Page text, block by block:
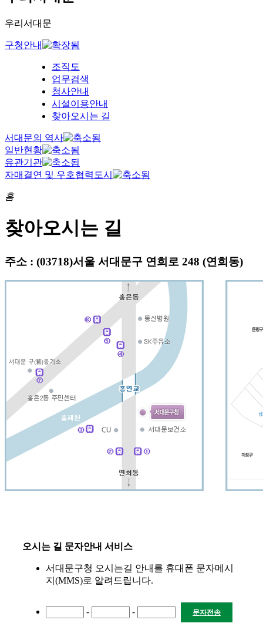
우리서대문
구청안내
조직도
업무검색
청사안내
시설이용안내
찾아오시는 길
서대문의 역사
일반현황
유관기관
자매결연 및 우호협력도시
홈
찾아오시는 길
주소 : (03718)서울 서대문구 연희로 248 (연희동)
오시는 길 문자안내 서비스
서대문구청 오시는길 안내를 휴대폰 문자메시
지(MMS)로 알려드립니다.
- - 문자전송